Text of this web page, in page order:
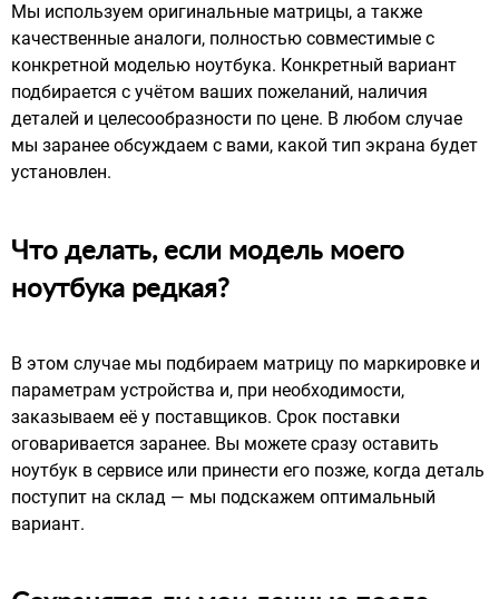
Мы используем оригинальные матрицы, а также
качественные аналоги, полностью совместимые с
конкретной моделью ноутбука. Конкретный вариант
подбирается с учётом ваших пожеланий, наличия
деталей и целесообразности по цене. В любом случае
мы заранее обсуждаем с вами, какой тип экрана будет
установлен.
Что делать, если модель моего
ноутбука редкая?
В этом случае мы подбираем матрицу по маркировке и
параметрам устройства и, при необходимости,
заказываем её у поставщиков. Срок поставки
оговаривается заранее. Вы можете сразу оставить
ноутбук в сервисе или принести его позже, когда деталь
поступит на склад — мы подскажем оптимальный
вариант.